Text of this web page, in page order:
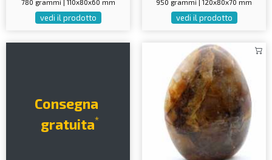
780 grammi | 110x80x60 mm
vedi il prodotto
950 grammi | 120x80x70 mm
vedi il prodotto
Consegna
gratuita*